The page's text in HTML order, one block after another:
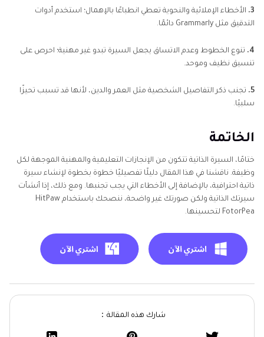
3. الأخطاء الإملائية والنحوية تعطي انطباعًا بالإهمال؛ استخدم أدوات
التدقيق مثل Grammarly دائمًا.
4.
تنوع الخطوط وعدم الاتساق يجعل السيرة تبدو غير مهنية؛ احرص على
تنسيق نظيف وموحد.
5. تجنب ذكر التفاصيل الشخصية مثل العمر والدين، لأنها قد تسبب تحيزًا
سلبيًا.
الخاتمة
ختامًا، السيرة الذاتية تتكون من الإنجازات التعليمية والمهنية الموجهة لكل
وظيفة. ناقشنا في هذا المقال دليلًا تفصيليًا خطوة بخطوة لإنشاء سيرة
ذاتية احترافية، بالإضافة إلى الأخطاء التي يجب تجنبها. ومع ذلك، إذا أنشأت
سيرتك الذاتية ولكن صورتك غير واضحة، ننصحك باستخدام HitPaw
FotorPea لتحسينها.
شارك هذه المقالة：